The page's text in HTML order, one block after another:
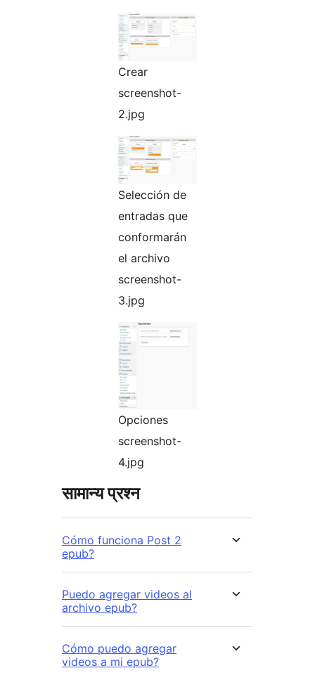
Crear
screenshot-
2.jpg
Selección de
entradas que
conformarán
el archivo
screenshot-
3.jpg
Opciones
screenshot-
4.jpg
सामान्य प्रश्न
Cómo funciona Post 2
epub?
Puedo agregar videos al
archivo epub?
Cómo puedo agregar
videos a mi epub?